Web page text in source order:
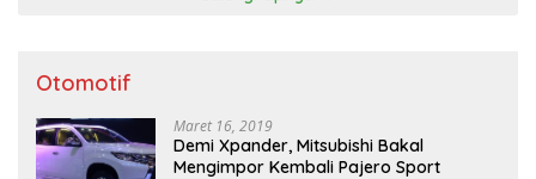
Otomotif
Maret 16, 2019
Demi Xpander, Mitsubishi Bakal
Mengimpor Kembali Pajero Sport